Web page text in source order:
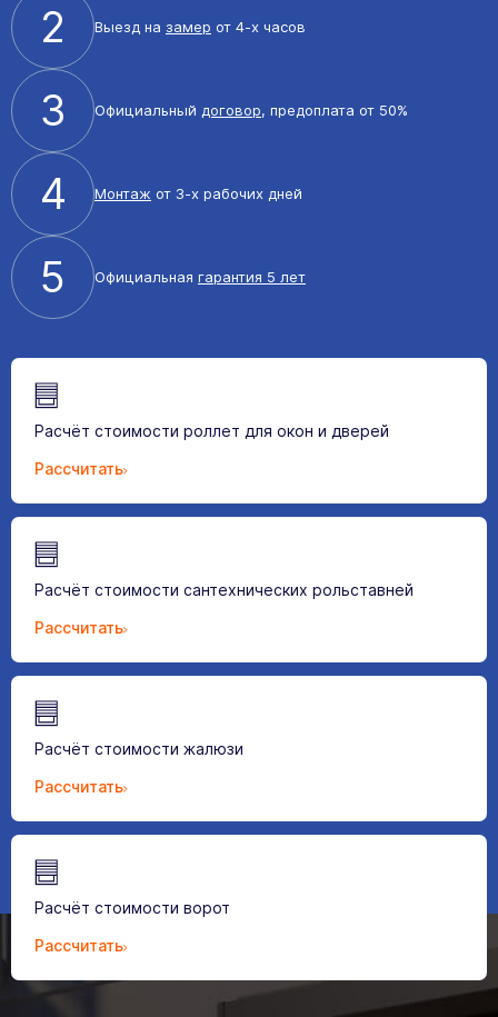
2 Выезд на замер от 4-х часов
3 Официальный договор, предоплата от 50%
4 Монтаж от 3-х рабочих дней
5 Официальная гарантия 5 лет
Расчёт стоимости роллет для окон и дверей
Рассчитать
Расчёт стоимости сантехнических рольставней
Рассчитать
Расчёт стоимости жалюзи
Рассчитать
Расчёт стоимости ворот
Рассчитать